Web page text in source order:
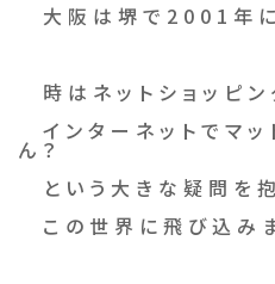
大阪は堺で2001年に
時はネットショッピン
インターネットでマ
ん？
という大きな疑問を
この世界に飛び込みま